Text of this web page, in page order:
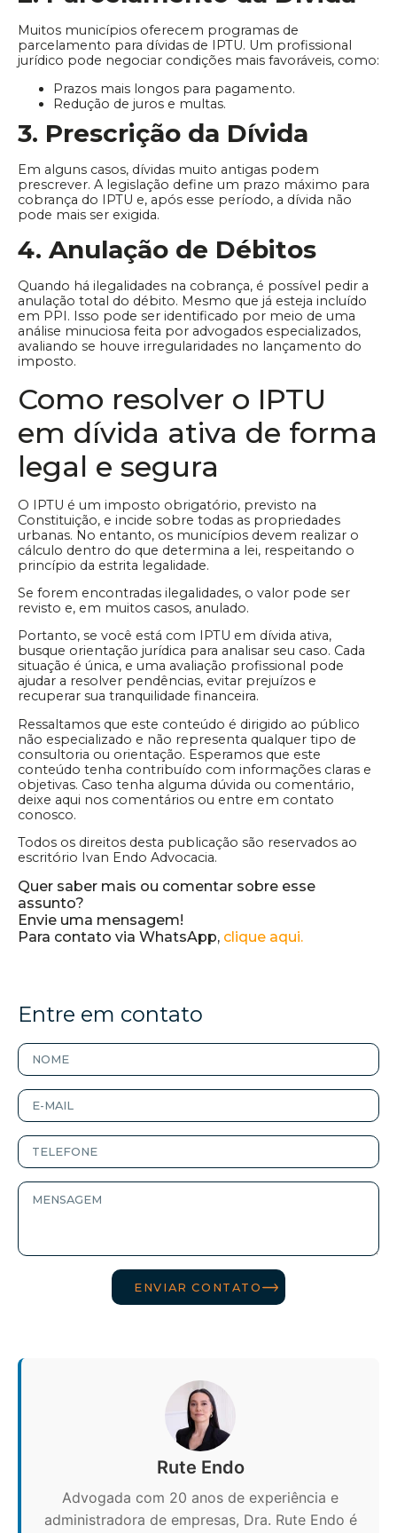
Muitos municípios oferecem programas de
parcelamento para dívidas de IPTU. Um profissional
jurídico pode negociar condições mais favoráveis, como:
Prazos mais longos para pagamento.
Redução de juros e multas.
3. Prescrição da Dívida
Em alguns casos, dívidas muito antigas podem
prescrever. A legislação define um prazo máximo para
cobrança do IPTU e, após esse período, a dívida não
pode mais ser exigida.
4. Anulação de Débitos
Quando há ilegalidades na cobrança, é possível pedir a
anulação total do débito. Mesmo que já esteja incluído
em PPI. Isso pode ser identificado por meio de uma
análise minuciosa feita por advogados especializados,
avaliando se houve irregularidades no lançamento do
imposto.
Como resolver o IPTU
em dívida ativa de forma
legal e segura
O IPTU é um imposto obrigatório, previsto na
Constituição, e incide sobre todas as propriedades
urbanas. No entanto, os municípios devem realizar o
cálculo dentro do que determina a lei, respeitando o
princípio da estrita legalidade.
Se forem encontradas ilegalidades, o valor pode ser
revisto e, em muitos casos, anulado.
Portanto, se você está com IPTU em dívida ativa,
busque orientação jurídica para analisar seu caso. Cada
situação é única, e uma avaliação profissional pode
ajudar a resolver pendências, evitar prejuízos e
recuperar sua tranquilidade financeira.
Ressaltamos que este conteúdo é dirigido ao público
não especializado e não representa qualquer tipo de
consultoria ou orientação. Esperamos que este
conteúdo tenha contribuído com informações claras e
objetivas. Caso tenha alguma dúvida ou comentário,
deixe aqui nos comentários ou entre em contato
conosco.
Todos os direitos desta publicação são reservados ao
escritório Ivan Endo Advocacia.
Quer saber mais ou comentar sobre esse
assunto?
Envie uma mensagem!
Para contato via WhatsApp, clique aqui.
Entre em contato
ENVIAR CONTATO
Rute Endo
Advogada com 20 anos de experiência e
administradora de empresas, Dra. Rute Endo é